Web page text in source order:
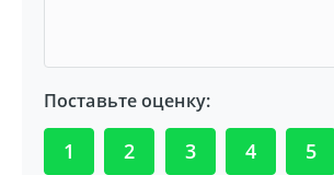
Поставьте оценку:
1 2 3 4 5